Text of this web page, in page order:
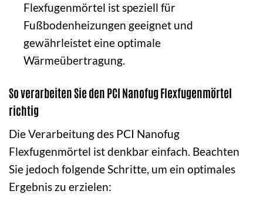
Flexfugenmörtel ist speziell für
Fußbodenheizungen geeignet und
gewährleistet eine optimale
Wärmeübertragung.
So verarbeiten Sie den PCI Nanofug Flexfugenmörtel
richtig
Die Verarbeitung des PCI Nanofug
Flexfugenmörtel ist denkbar einfach. Beachten
Sie jedoch folgende Schritte, um ein optimales
Ergebnis zu erzielen: